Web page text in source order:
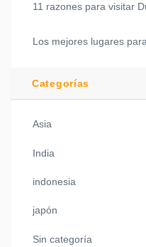
11 razones para visitar
Los mejores lugares
Categorías
Asia
India
indonesia
japón
Sin categoría